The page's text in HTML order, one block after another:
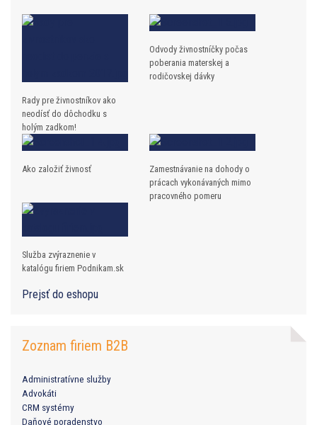
Rady pre živnostníkov ako
neodísť do dôchodku s
holým zadkom!
Odvody živnostníčky počas
poberania materskej a
rodičovskej dávky
Ako založiť živnosť
Zamestnávanie na dohody o
prácach vykonávaných mimo
pracovného pomeru
Služba zvýraznenie v
katalógu firiem Podnikam.sk
Prejsť do eshopu
Zoznam firiem B2B
Administratívne služby
Advokáti
CRM systémy
Daňové poradenstvo